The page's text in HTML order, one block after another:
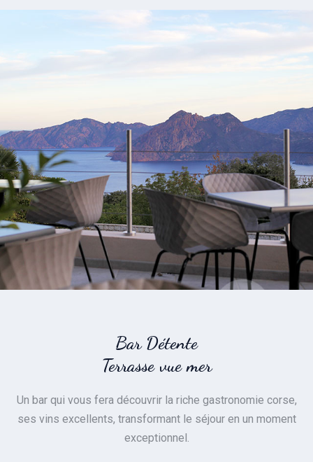
Bar Détente
Terrasse vue mer
Un bar qui vous fera découvrir la riche gastronomie corse,
ses vins excellents, transformant le séjour en un moment
exceptionnel.